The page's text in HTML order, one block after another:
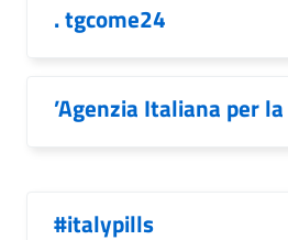
. tgcome24
’Agenzia Italiana per
#italypills